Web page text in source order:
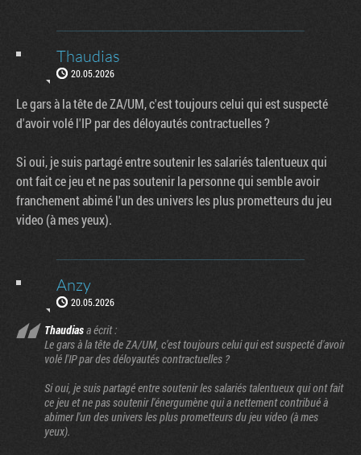
Thaudias
20.05.2026
Le gars à la tête de ZA/UM, c'est toujours celui qui est suspecté
d'avoir volé l'IP par des déloyautés contractuelles ?
Si oui, je suis partagé entre soutenir les salariés talentueux qui
ont fait ce jeu et ne pas soutenir la personne qui semble avoir
franchement abimé l'un des univers les plus prometteurs du jeu
video (à mes yeux).
Anzy
20.05.2026
Thaudiasa écrit :
Le gars à la tête de ZA/UM, c'est toujours celui qui est suspecté d'avoir
volé l'IP par des déloyautés contractuelles ?
Si oui, je suis partagé entre soutenir les salariés talentueux qui ont fait
ce jeu et ne pas soutenir l'énergumène qui a nettement contribué à
abimer l'un des univers les plus prometteurs du jeu video (à mes
yeux).